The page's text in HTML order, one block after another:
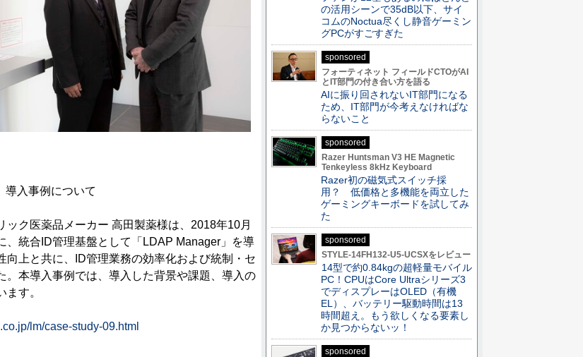
導入事例について
ク医薬品メーカー 高田製薬様は、2018年10月
、統合ID管理基盤として「LDAP Manager」を導
向上と共に、ID管理業務の効率化および統制・セ
。本導入事例では、導入した背景や課題、導入の
す。
lm/case-study-09.html
の活用シーンで35dB以下、サイ
コムのNoctua尽くし静音ゲーミン
グPCがすごすぎた
sponsored
フォーティネット フィールドCTOがAI
とIT部門の付き合い方を語る
AIに振り回されないIT部門になる
ため、IT部門が今考えなければな
らないこと
sponsored
Razer Huntsman V3 HE Magnetic
Tenkeyless 8kHz Keyboard
Razer初の磁気式スイッチ採
用？ 低価格と多機能を両立した
ゲーミングキーボードを試してみ
た
sponsored
STYLE-14FH132-U5-UCSXをレビュー
14型で約0.84kgの超軽量モバイル
PC！CPUはCore Ultraシリーズ3
でディスプレーはOLED（有機
EL）、バッテリー駆動時間は13
時間超え。もう欲しくなる要素し
か見つからないッ！
sponsored